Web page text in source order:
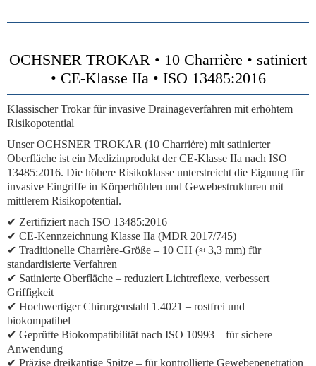
OCHSNER TROKAR • 10 Charrière • satiniert
• CE-Klasse IIa • ISO 13485:2016
Klassischer Trokar für invasive Drainageverfahren mit erhöhtem
Risikopotential
Unser OCHSNER TROKAR (10 Charrière) mit satinierter
Oberfläche ist ein Medizinprodukt der CE-Klasse IIa nach ISO
13485:2016. Die höhere Risikoklasse unterstreicht die Eignung für
invasive Eingriffe in Körperhöhlen und Gewebestrukturen mit
mittlerem Risikopotential.
✔ Zertifiziert nach ISO 13485:2016
✔ CE-Kennzeichnung Klasse IIa (MDR 2017/745)
✔ Traditionelle Charrière-Größe – 10 CH (≈ 3,3 mm) für
standardisierte Verfahren
✔ Satinierte Oberfläche – reduziert Lichtreflexe, verbessert
Griffigkeit
✔ Hochwertiger Chirurgenstahl 1.4021 – rostfrei und
biokompatibel
✔ Geprüfte Biokompatibilität nach ISO 10993 – für sichere
Anwendung
✔ Präzise dreikantige Spitze – für kontrollierte Gewebepenetration